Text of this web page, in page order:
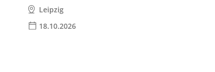
Leipzig
18.10.2026